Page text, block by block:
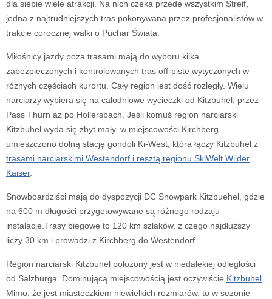
dla siebie wiele atrakcji. Na nich czeka przede wszystkim Streif,
jedna z najtrudniejszych tras pokonywana przez profesjonalistów w
trakcie corocznej walki o Puchar Świata.
Miłośnicy jazdy poza trasami mają do wyboru kilka
zabezpieczonych i kontrolowanych tras off-piste wytyczonych w
różnych częściach kurortu. Cały region jest dość rozległy. Wielu
narciarzy wybiera się na całodniowe wycieczki od Kitzbuhel, przez
Pass Thurn aż po Hollersbach. Jeśli komuś region narciarski
Kitzbuhel wyda się zbyt mały, w miejscowości Kirchberg
umieszczono dolną stację gondoli Ki-West, która łączy Kitzbuhel z
trasami narciarskimi Westendorf i resztą regionu SkiWelt Wilder
Kaiser.
Snowboardziści mają do dyspozycji DC Snowpark Kitzbuehel, gdzie
na 600 m długości przygotowywane są różnego rodzaju
instalacje.Trasy biegowe to 120 km szlaków, z czego najdłuższy
liczy 30 km i prowadzi z Kirchberg do Westendorf.
Region narciarski Kitzbuhel położony jest w niedalekiej odległości
od Salzburga. Dominującą miejscowością jest oczywiście Kitzbuhel.
Mimo, że jest miasteczkiem niewielkich rozmiarów, to w sezonie